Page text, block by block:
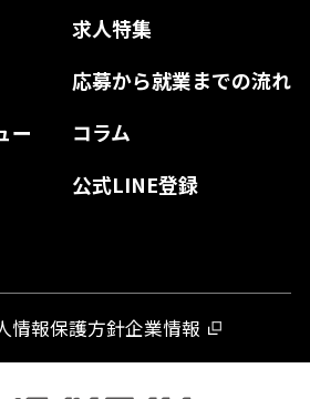
求人特集
応募から就業までの流れ
ー
コラム
公式LINE登録
情報保護方針企業情報